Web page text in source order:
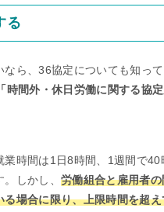
る
ら、36協定についても知って
時間外・休日労働に関する協
業時間は1日8時間、1週間で40
しかし、 労働組合と雇用者
る場合に限り、上限時間を超